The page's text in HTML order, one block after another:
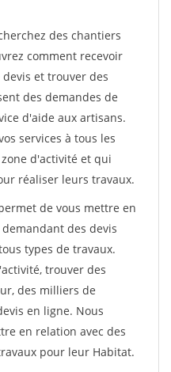
des chantiers
comment recevoir
et trouver des
des demandes de
d'aide aux artisans.
services à tous les
d'activité et qui
réaliser leurs travaux.
de vous mettre en
des devis
types de travaux.
trouver des
des milliers de
en ligne. Nous
en relation avec des
pour leur Habitat.